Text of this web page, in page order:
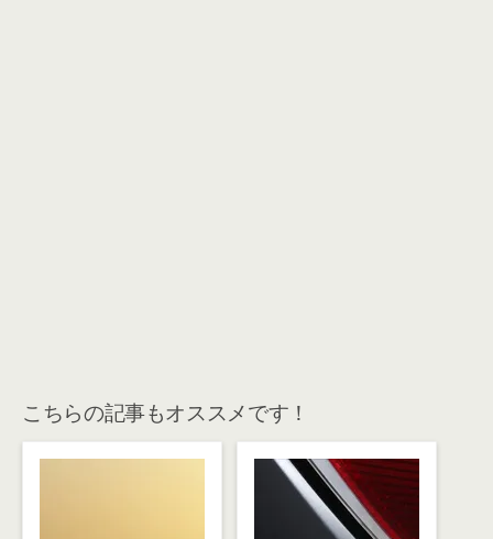
こちらの記事もオススメです！